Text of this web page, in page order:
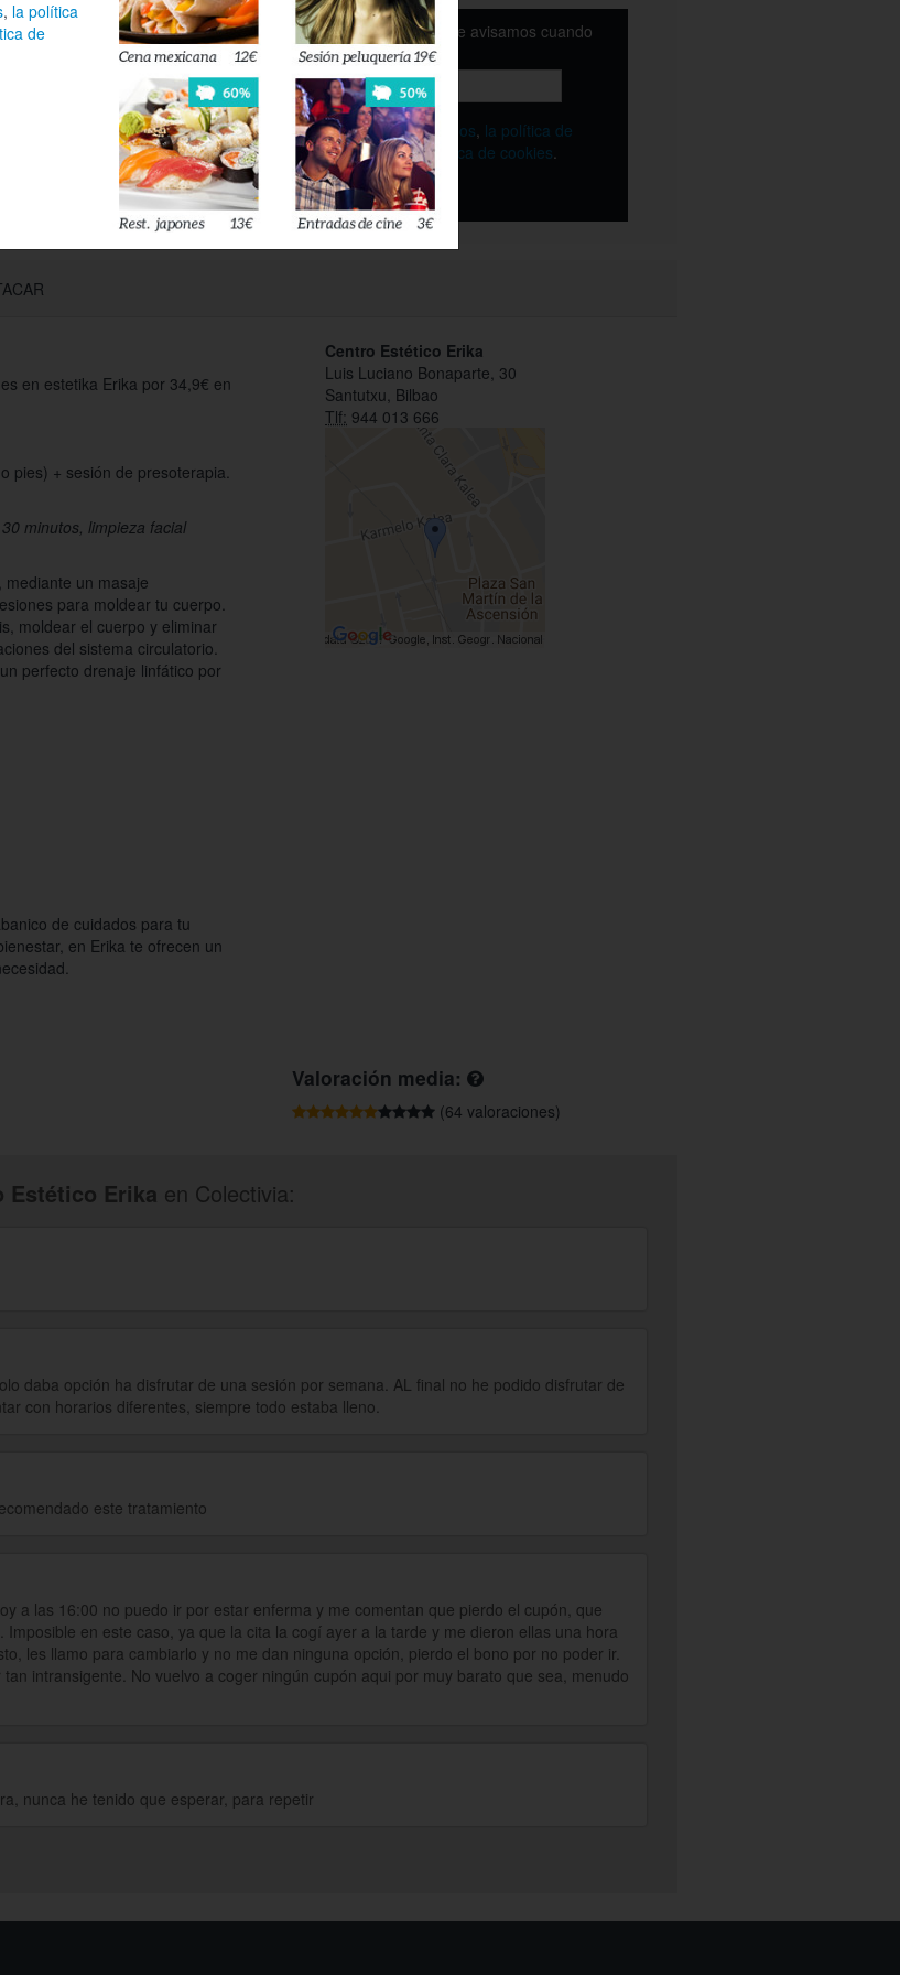
Déjanos tu email y te avisamos cuando
esté disponible
Acepto lostérminos, la política de
privacidadyla política de cookies.
en estetika Erika por 34,9€ en
pies) + sesión de presoterapia.
minutos, limpieza facial
un masaje
para moldear tu cuerpo.
moldear el cuerpo y eliminar
del sistema circulatorio.
perfecto drenaje linfático por
de cuidados para tu
en Erika te ofrecen un
Centro Estético Erika
Luis Luciano Bonaparte, 30
Santutxu, Bilbao
Tlf: 944 013 666
Valoración media:
(64 valoraciones)
Estético Erika en Colectivia:
daba opción ha disfrutar de una sesión por semana. AL final no he podido disfrutar de
con horarios diferentes, siempre todo estaba lleno.
este tratamiento
a las 16:00 no puedo ir por estar enferma y me comentan que pierdo el cupón, que
en este caso, ya que la cita la cogí ayer a la tarde y me dieron ellas una hora
les llamo para cambiarlo y no me dan ninguna opción, pierdo el bono por no poder ir.
intransigente. No vuelvo a coger ningún cupón aqui por muy barato que sea, menudo
nunca he tenido que esperar, para repetir
, la política
de